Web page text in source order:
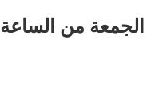
الجمعة من الساعة 2 ظهرا حتى 10 مساء